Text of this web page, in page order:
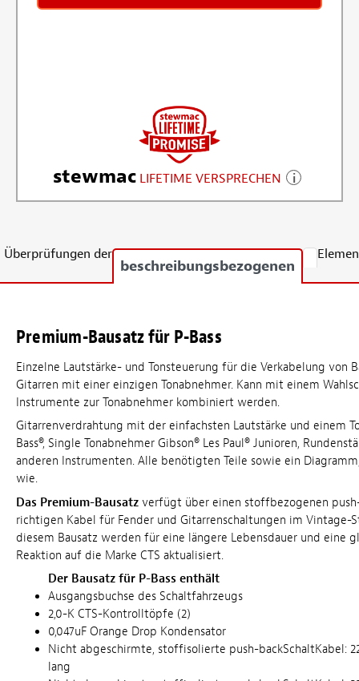
stewmac LIFETIME VERSPRECHEN
Überprüfungen der
beschreibungsbezogenen
Premium-Bausatz für P-Bass
Einzelne Lautstärke- und Tonsteuerung für die Verkabelung von
Gitarren mit einer einzigen Tonabnehmer. Kann mit einem
Instrumente zur Tonabnehmer kombiniert werden.
Gitarrenverdrahtung mit der einfachsten Lautstärke und einem
Bass®, Single Tonabnehmer Gibson® Les Paul® Junioren,
anderen Instrumenten. Alle benötigten Teile sowie ein
wie.
Das Premium-Bausatz verfügt über einen stoffbezogenen
richtigen Kabel für Fender und Gitarrenschaltungen im Vintage-
diesem Bausatz werden für eine längere Lebensdauer und eine
Reaktion auf die Marke CTS aktualisiert.
Der Bausatz für P-Bass enthält
Ausgangsbuchse des Schaltfahrzeugs
2,0-K CTS-Kontrolltöpfe (2)
0,047uF Orange Drop Kondensator
Nicht abgeschirmte, stoffisolierte push-backSchaltKabel:
lang